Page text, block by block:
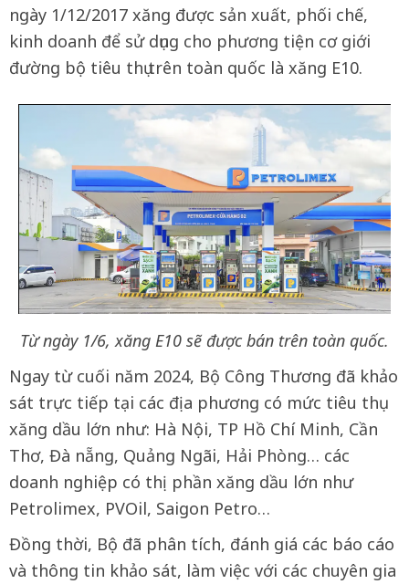
ngày 1/12/2017 xăng được sản xuất, phối chế,
kinh doanh để sử dụng cho phương tiện cơ giới
đường bộ tiêu thụ trên toàn quốc là xăng E10.
Từ ngày 1/6, xăng E10 sẽ được bán trên toàn quốc.
Ngay từ cuối năm 2024, Bộ Công Thương đã khảo
sát trực tiếp tại các địa phương có mức tiêu thụ
xăng dầu lớn như: Hà Nội, TP Hồ Chí Minh, Cần
Thơ, Đà nẵng, Quảng Ngãi, Hải Phòng… các
doanh nghiệp có thị phần xăng dầu lớn như
Petrolimex, PVOil, Saigon Petro…
Đồng thời, Bộ đã phân tích, đánh giá các báo cáo
và thông tin khảo sát, làm việc với các chuyên gia